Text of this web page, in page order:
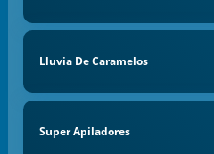
Lluvia De Caramelos
Super Apiladores